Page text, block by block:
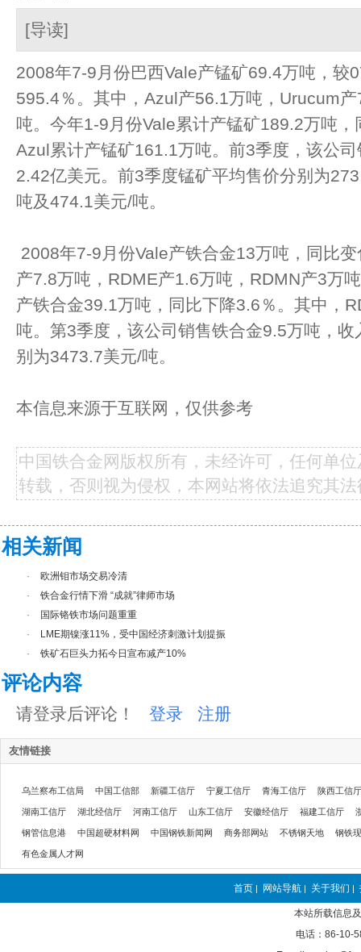
[导读]
2008年7-9月份巴西Vale产锰矿69.4万吨，较
595.4％。其中，Azul产56.1万吨，Urucum
吨。今年1-9月份Vale累计产锰矿189.2万吨
Azul累计产锰矿161.1万吨。前3季度，该公
2.42亿美元。前3季度锰矿平均售价分别为
吨及474.1美元/吨。
2008年7-9月份Vale产铁合金13万吨，同比
产7.8万吨，RDME产1.6万吨，RDMN产3万
产铁合金39.1万吨，同比下降3.6％。其中，
吨。第3季度，该公司销售铁合金9.5万吨，
别为3473.7美元/吨。
本信息来源于互联网，仅供参考
中国铁合金网版权所有，未经许可，任何单
转载，否则视为侵权，本网站将依法追究其
相关新闻
·
欧洲钼市场交易冷清
·
铁合金行情下滑 “成就”律师市场
·
国际铬铁市场问题重重
·
LME期镍涨11%，受中国经济刺激计划提振
·
铁矿石巨头力拓今日宣布减产10%
评论内容
请登录后评论！ 登录 注册
友情链接
乌兰察布工信局 中国工信部 新疆工信厅 宁夏工信厅 青海工信厅 陕西工信厅
湖南工信厅 湖北经信厅 河南工信厅 山东工信厅 安徽经信厅 福建工信厅
钢管信息港 中国超硬材料网 中国钢铁新闻网 商务部网站 不锈钢天地 钢铁
有色金属人才网
首页 | 网站导航 | 关于我们 |
本站所载信息
电话：86-10-